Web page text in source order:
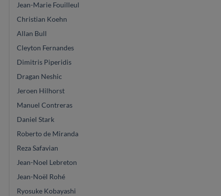
Jean-Marie Fouilleul
Christian Koehn
Allan Bull
Cleyton Fernandes
Dimitris Piperidis
Dragan Neshic
Jeroen Hilhorst
Manuel Contreras
Daniel Stark
Roberto de Miranda
Reza Safavian
Jean-Noel Lebreton
Jean-Noël Rohé
Ryosuke Kobayashi